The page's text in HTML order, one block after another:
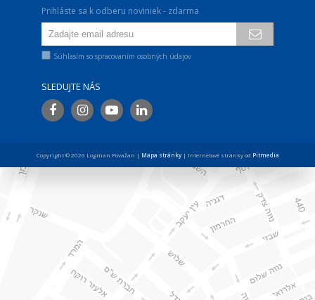
Prihláste sa k odberu noviniek - zdarma
Súhlasím so spracovaním osobných údajov
SLEDUJTE NÁS
Copyright © 2026 Logman Považan | Mapa stránky| Internetové stránky od Pitmedia